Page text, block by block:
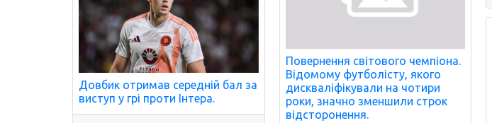
Довбик отримав середній бал за
виступ у грі проти Інтера.
Повернення світового чемпіона.
Відомому футболісту, якого
дискваліфікували на чотири
роки, значно зменшили строк
відсторонення.